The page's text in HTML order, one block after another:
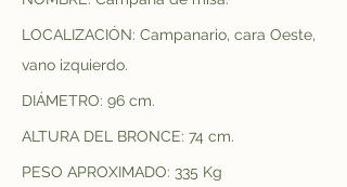
LOCALIZACIÓN: Campanario, cara Oeste,
vano izquierdo.
DIÁMETRO: 96 cm.
ALTURA DEL BRONCE: 74 cm.
PESO APROXIMADO: 335 Kg